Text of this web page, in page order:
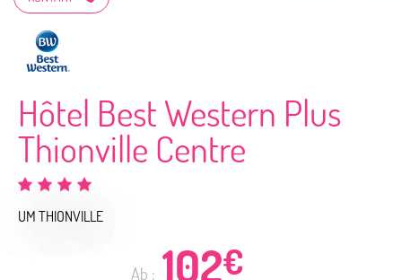
Hôtel Best Western Plus
Thionville Centre
UM THIONVILLE
Ab : 102€